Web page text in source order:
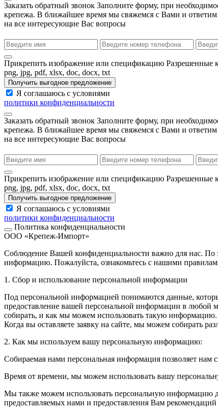
Заказать обратный звонок Заполните форму, при
крепежа. В ближайшее время мы свяжемся с Вами и ответим
на все интересующие Вас вопросы
Прикрепить изображение или спецификацию Разрешенные
png, jpg, pdf, xlsx, doc, docx, txt
Получить выгодное предложение
Я соглашаюсь с условиями
политики конфиденциальности
Заказать обратный звонок Заполните форму, при
крепежа. В ближайшее время мы свяжемся с Вами и ответим
на все интересующие Вас вопросы
Прикрепить изображение или спецификацию Разрешенные
png, jpg, pdf, xlsx, doc, docx, txt
Получить выгодное предложение
Я соглашаюсь с условиями
политики конфиденциальности
Политика конфиденциальности
ООО «Крепеж-Импорт»
Соблюдение Вашей конфиденциальности важно для нас.
информацию. Пожалуйста, ознакомьтесь с нашими
1. Сбор и использование персональной информации
Под персональной информацией понимаются данные,
предоставление вашей персональной информации в
собирать, и как мы можем использовать такую
Когда вы оставляете заявку на сайте, мы можем собирать
2. Как мы используем вашу персональную информацию:
Собираемая нами персональная информация позволяет
Время от времени, мы можем использовать вашу
Мы также можем использовать персональную информацию
предоставляемых нами и предоставления Вам